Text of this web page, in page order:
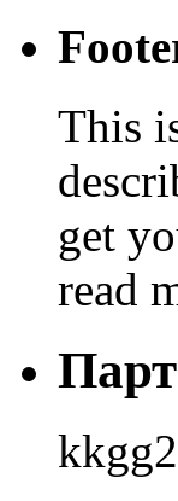
This
get
read
kkgg2